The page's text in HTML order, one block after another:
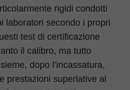
rigidi condotti
laboratori secondo i propri
test di certificazione
il calibro, ma tutto
dopo l’incassatura,
prestazioni superlative al